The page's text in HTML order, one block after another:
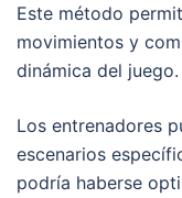
Este método
movimientos y
dinámica del juego.
Los entrenadores
escenarios
podría haberse